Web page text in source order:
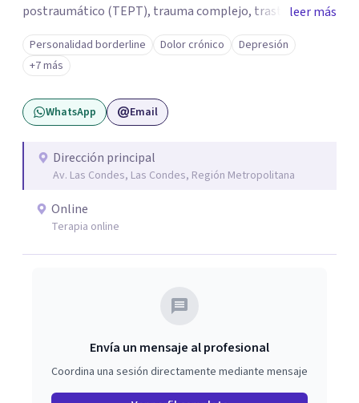
postraumático (TEPT), trauma complejo, trastornos
disociativos, ansiedad, depresión, trastorno límite de la
personalidad. Como también la posibilidad de salir
adelante y reparar el daño en quienes han sido víctimas
de abuso, violencia de género, maltrato en ambiente
laboral o mobbing, entre otros. Mi enfoque es
personas puedan sentirse escuchadas y apoyadas, en su
camino hacia la sanación y transformación de sus heridas
leer más
Personalidad borderline Dolor crónico
Depresión
+7 más
WhatsApp Email
Dirección principal
Av. Las Condes, Las Condes, Región Metropolitana
Online
Terapia online
Envía un mensaje al profesional
Coordina una sesión directamente mediante mensaje